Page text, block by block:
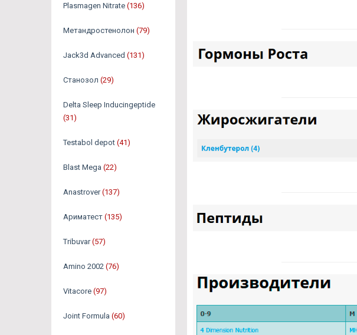
Plasmagen Nitrate (136)
Метандростенолон (79)
Jack3d Advanced (131)
Станозол (29)
Delta Sleep Inducingeptide
(31)
Testabol depot (41)
Blast Mega (22)
Anastrover (137)
Ариматест (135)
Tribuvar (57)
Amino 2002 (76)
Vitacore (97)
Joint Formula (60)